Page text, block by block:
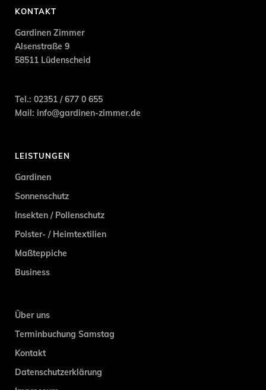
KONTAKT
Gardinen Zimmer
Alsenstraße 9
58511 Lüdenscheid
Tel.: 02351 / 677 0 655
Mail: info@gardinen-zimmer.de
LEISTUNGEN
Gardinen
Sonnenschutz
Insekten / Pollenschutz
Polster- / Heimtextilien
Maßteppiche
Business
Über uns
Terminbuchung Samstag
Kontakt
Datenschutzerklärung